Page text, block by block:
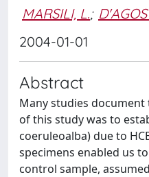
MARSILI, L.;
2004-01-01
Abstract
Many studies
of this study was to
coeruleoalba) due to
specimens enabled us
control sample,